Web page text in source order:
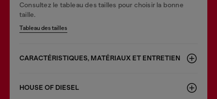
Consultez le tableau des tailles pour choisir la bonne
taille.
Tableau des tailles
CARACTÉRISTIQUES, MATÉRIAUX ET ENTRETIEN
HOUSE OF DIESEL